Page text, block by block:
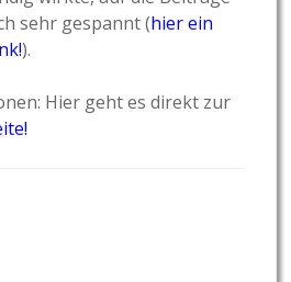
sehr gespannt (hier ein
).
Hier geht es direkt zur